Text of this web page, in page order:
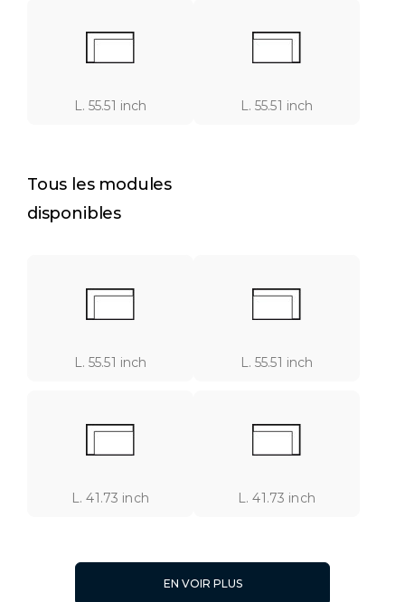
L. 55.51 inch L. 55.51 inch
Tous les modules
disponibles
L. 55.51 inch L. 55.51 inch
L. 41.73 inch L. 41.73 inch
EN VOIR PLUS